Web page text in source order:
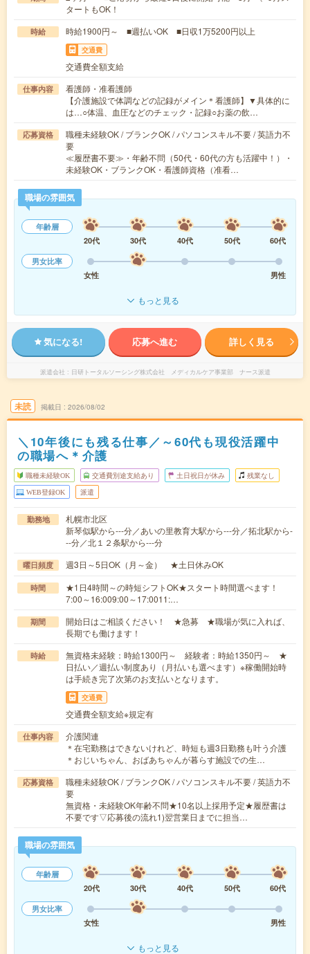
タートもOK！
時給 時給1900円～ ■週払いOK ■日収1万5200円以上
交通費
交通費全額支給
仕事内容
看護師・准看護師
【介護施設で体調などの記録がメイン＊看護師】▼具体的に
は…○体温、血圧などのチェック・記録○お薬の飲…
応募資格
職種未経験OK / ブランクOK / パソコンスキル不要 / 英語力不
要
≪履歴書不要≫・年齢不問（50代・60代の方も活躍中！）・
未経験OK・ブランクOK・看護師資格（准看…
職場の雰囲気
年齢層
20代
30代 40代 50代
60代
男女比率
女性
男性
もっと見る
気になる! 応募へ進む 詳しく見る
派遣会社 日研トータルソーシング株式会社 メディカルケア事業部 ナース派遣
未読 掲載日 2026/08/02
＼10年後にも残る仕事／～60代も現役活躍中
の職場へ＊介護
職種未経験OK 交通費別途支給あり 土日祝日が休み 残業なし
WEB登録OK 派遣
勤務地
札幌市北区
新琴似駅から---分／あいの里教育大駅から---分／拓北駅から-
--分／北１２条駅から---分
曜日頻度 週3日～5日OK（月～金） ★土日休みOK
時間
★1日4時間～の時短シフトOK★スタート時間選べます！
7:00～16:009:00～17:0011:…
期間
開始日はご相談ください！ ★急募 ★職場が気に入れば、
長期でも働けます！
時給
無資格未経験：時給1300円～ 経験者：時給1350円～ ★
日払い／週払い制度あり（月払いも選べます）※稼働開始時
は手続き完了次第のお支払いとなります。
交通費
交通費全額支給※規定有
仕事内容
介護関連
＊在宅勤務はできないけれど、時短も週3日勤務も叶う介護
＊おじいちゃん、おばあちゃんが暮らす施設での生…
応募資格
職種未経験OK / ブランクOK / パソコンスキル不要 / 英語力不
要
無資格・未経験OK年齢不問★10名以上採用予定★履歴書は
不要です▽応募後の流れ1)翌営業日までに担当…
職場の雰囲気
年齢層
20代
30代 40代 50代
60代
男女比率
女性
男性
もっと見る